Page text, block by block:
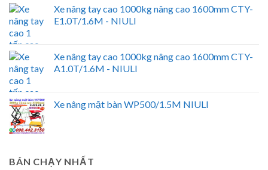
Xe nâng tay cao 1000kg nâng cao 1600mm CTY-
E1.0T/1.6M - NIULI
Xe nâng tay cao 1000kg nâng cao 1600mm CTY-
A1.0T/1.6M - NIULI
Xe nâng mặt bàn WP500/1.5M NIULI
BÁN CHẠY NHẤT